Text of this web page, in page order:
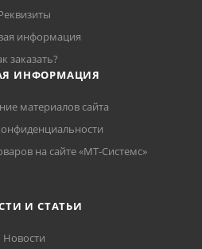
информация
заказать?
ИНФОРМАЦИЯ
материалов сайта
на сайте «МТ-Системс»
И СТАТЬИ
Новости